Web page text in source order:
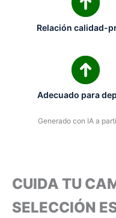
Relación calidad-
Adecuado para
Generado con IA a
CUIDA TU
SELECCIÓN